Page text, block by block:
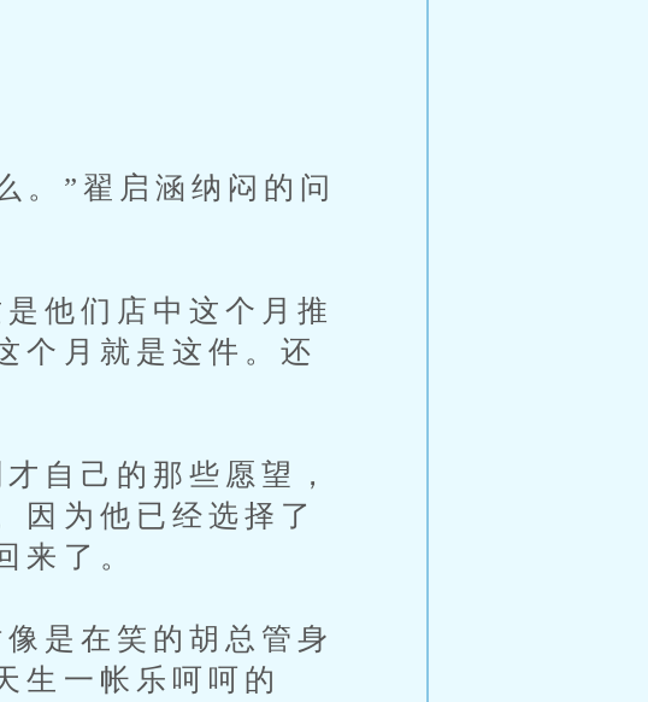
”翟启涵纳闷的问
他们店中这个月推
个月就是这件。还
自己的那些愿望，
因为他已经选择了
来了。
是在笑的胡总管身
生一帐乐呵呵的